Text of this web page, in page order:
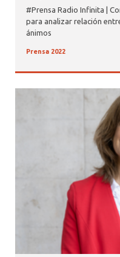
#Prensa Radio Infinita |
para analizar relación
ánimos
Prensa 2022